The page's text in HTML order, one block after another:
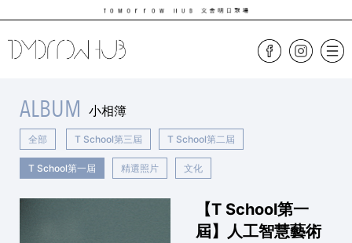
ALBUM 小相簿
全部 T School第三屆 T School第二屆
T School第一屆 精選照片 文化
【T School第一
屆】人工智慧藝術